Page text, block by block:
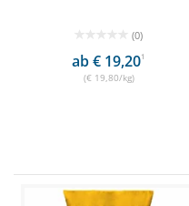
(0)
ab € 19,201
(€ 19,80/kg)